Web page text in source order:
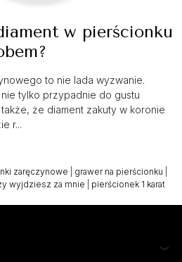
w pierścionku
to nie lada wyzwanie.
tylko przypadnie do gustu
że diament zakuty w koronie
r...
zaręczynowe grawer na pierścionku
wyjdziesz za mnie pierścionek 1 karat